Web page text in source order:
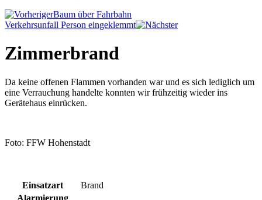
Baum über Fahrbahn
Verkehrsunfall Person eingeklemmt
Zimmerbrand
Da keine offenen Flammen vorhanden war und es sich lediglich um
eine Verrauchung handelte konnten wir frühzeitig wieder ins
Gerätehaus einrücken.
Foto: FFW Hohenstadt
Einsatzart
Brand
Alarmierung